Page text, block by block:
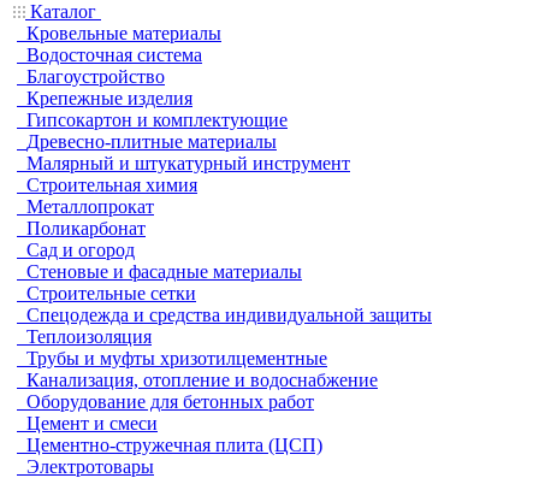
Каталог
Кровельные материалы
Водосточная система
Благоустройство
Крепежные изделия
Гипсокартон и комплектующие
Древесно-плитные материалы
Малярный и штукатурный инструмент
Строительная химия
Металлопрокат
Поликарбонат
Сад и огород
Стеновые и фасадные материалы
Строительные сетки
Спецодежда и средства индивидуальной защиты
Теплоизоляция
Трубы и муфты хризотилцементные
Канализация, отопление и водоснабжение
Оборудование для бетонных работ
Цемент и смеси
Цементно-стружечная плита (ЦСП)
Электротовары